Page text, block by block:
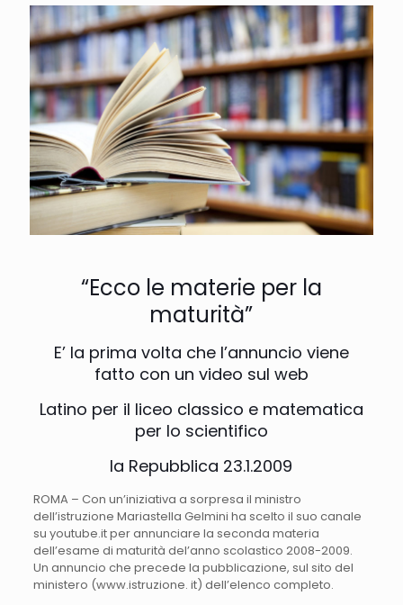
“Ecco le materie per la
maturità”
E’ la prima volta che l’annuncio viene
fatto con un video sul web
Latino per il liceo classico e matematica
per lo scientifico
la Repubblica 23.1.2009
ROMA – Con un’iniziativa a sorpresa il ministro
dell’istruzione Mariastella Gelmini ha scelto il suo canale
su youtube.it per annunciare la seconda materia
dell’esame di maturità del’anno scolastico 2008-2009.
Un annuncio che precede la pubblicazione, sul sito del
ministero (www.istruzione. it) dell’elenco completo.